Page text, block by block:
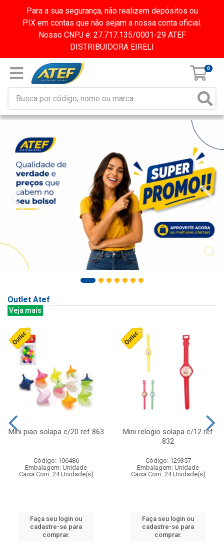
Para a sua segurança, não realizem depósitos ou
PIX em contas que não sejam a nossa conta oficial.
Nosso CNPJ é: 27.717.135/0001-29 ATEF
DISTRIBUIDORA EIRELI
0
Outlet Atef
Veja mais
Mini piao solapa c/20 ref 863
Código: 106486
Embalagem: Unidade
Caixa Com: 24 Unidade(s)
Faça seu login ou
cadastre-se para
comprar.
Mini relogio solapa c/12 ref
832
Código: 129357
Embalagem: Unidade
Caixa Com: 24 Unidade(s)
Faça seu login ou
cadastre-se para
comprar.